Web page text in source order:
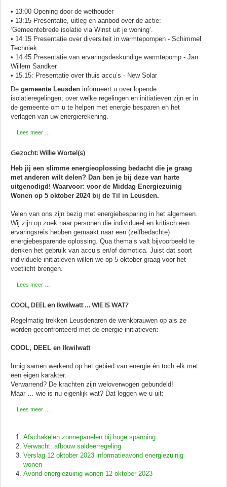
• 13:00 Opening door de wethouder
• 13:15 Presentatie, uitleg en aanbod over de actie:
‘Gemeentebrede isolatie via Winst uit je woning’.
• 14:15 Presentatie over diversiteit in warmtepompen - Schimmel
Techniek.
• 14.45 Presentatie van ervaringsdeskundige warmtepomp - Jan
Willem Sandker
• 15.15: Presentatie over thuis accu’s - New Solar
De gemeente Leusden informeert u over lopende
isolatieregelingen; over welke regelingen en initiatieven zijn er in
de gemeente om u te helpen met energie besparen en het
verlagen van uw energierekening.
Lees meer …
Gezocht: Willie Wortel(s)
Heb jij een slimme energieoplossing bedacht die je graag
met anderen wilt delen? Dan ben je bij deze van harte
uitgenodigd! Waarvoor: voor de Middag Energiezuinig
Wonen op 5 oktober 2024 bij de Til in Leusden.
Velen van ons zijn bezig met energiebesparing in het algemeen.
Wij zijn op zoek naar personen die individueel en kritisch een
ervaringsreis hebben gemaakt naar een (zelfbedachte)
energiebesparende oplossing. Qua thema’s valt bijvoorbeeld te
denken het gebruik van accu’s en/of domotica. Juist dat soort
individuele initiatieven willen we op 5 oktober graag voor het
voetlicht brengen.
Lees meer …
COOL, DEEL en Ikwilwatt … WIE IS WAT?
Regelmatig trekken Leusdenaren de wenkbrauwen op als ze
worden geconfronteerd met de energie-initiatieven:
COOL, DEEL en Ikwilwatt
Innig samen werkend op het gebied van energie én toch elk met
een eigen karakter.
Verwarrend? De krachten zijn weloverwogen gebundeld!
Maar … wie is nu eigenlijk wat? Dat leggen we u uit:
Lees meer …
Afschakelen zonnepanelen bij hoge spanning
Verwacht: afbouw saldeerregeling
Verslag 12 oktober 2023 informatieavond energiezuinig
wonen
Avond energiezuinig wonen 12 oktober 2023